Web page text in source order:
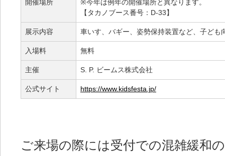
開催場所
※今年は例年の開催場所と異なります。
【タカノブース番号：D-33】
展示内容 車いす、バギー、姿勢保持装置など、子ども
入場料 無料
主催 S. P. ビームス株式会社
公式サイト https://www.kidsfesta.jp/
ご来場の際には受付での混雑緩和